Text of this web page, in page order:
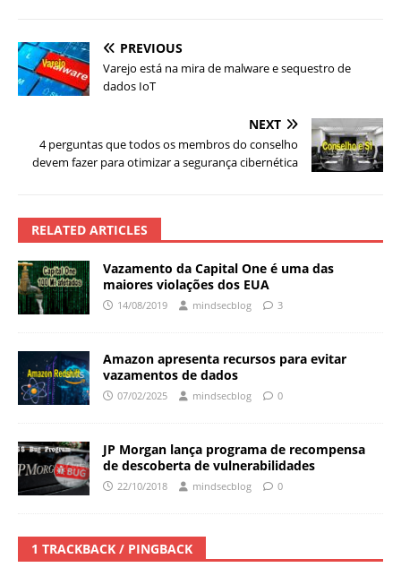
PREVIOUS
Varejo está na mira de malware e sequestro de
dados IoT
NEXT
4 perguntas que todos os membros do conselho
devem fazer para otimizar a segurança cibernética
RELATED ARTICLES
Vazamento da Capital One é uma das
maiores violações dos EUA
14/08/2019 mindsecblog 3
Amazon apresenta recursos para evitar
vazamentos de dados
07/02/2025 mindsecblog 0
JP Morgan lança programa de recompensa
de descoberta de vulnerabilidades
22/10/2018 mindsecblog 0
1 TRACKBACK / PINGBACK